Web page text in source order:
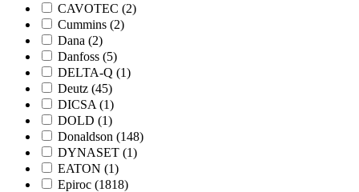
CAVOTEC (2)
Cummins (2)
Dana (2)
Danfoss (5)
DELTA-Q (1)
Deutz (45)
DICSA (1)
DOLD (1)
Donaldson (148)
DYNASET (1)
EATON (1)
Epiroc (1818)